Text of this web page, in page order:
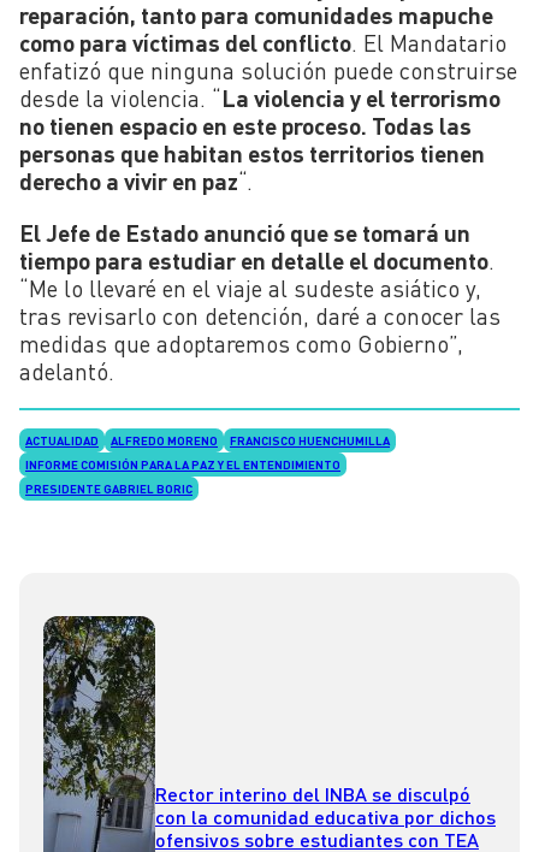
reparación, tanto para comunidades mapuche
como para víctimas del conflicto. El Mandatario
enfatizó que ninguna solución puede construirse
desde la violencia. “La violencia y el terrorismo
no tienen espacio en este proceso. Todas las
personas que habitan estos territorios tienen
derecho a vivir en paz“.
El Jefe de Estado anunció que se tomará un
tiempo para estudiar en detalle el documento
“Me lo llevaré en el viaje al sudeste asiático y,
tras revisarlo con detención, daré a conocer las
medidas que adoptaremos como Gobierno”,
adelantó.
ACTUALIDAD ALFREDO MORENO
FRANCISCO HUENCHUMILLA
INFORME COMISIÓN PARA LA PAZ Y EL ENTENDIMIENTO
PRESIDENTE GABRIEL BORIC
Rector interino del INBA se disculpó
con la comunidad educativa por dichos
ofensivos sobre estudiantes con TEA